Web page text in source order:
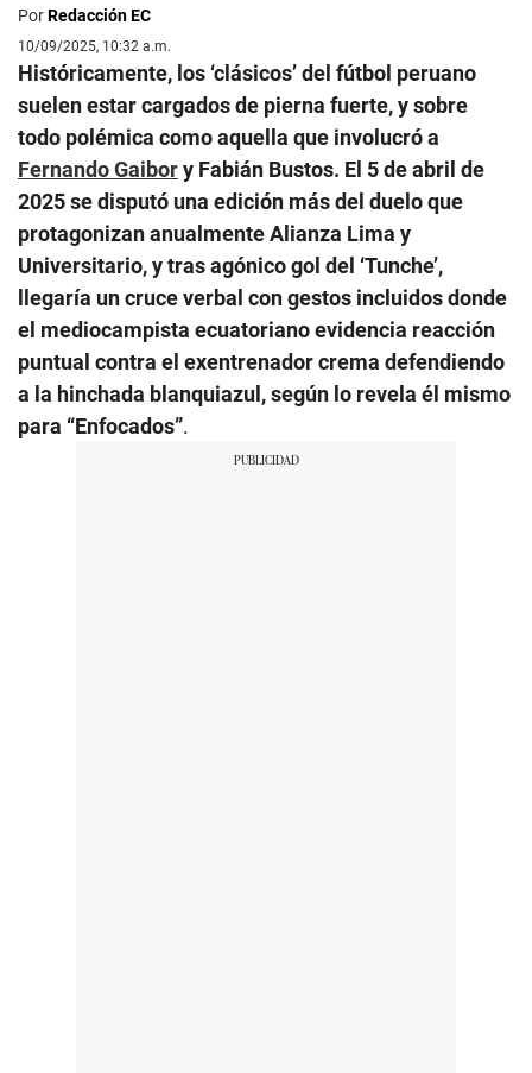
PorRedacción EC
10/09/2025, 10:32 a.m.
Históricamente, los ‘clásicos’ del fútbol peruano
suelen estar cargados de pierna fuerte, y sobre
todo polémica como aquella que involucró a
Fernando Gaibory Fabián Bustos. El 5 de abril de
2025 se disputó una edición más del duelo que
protagonizan anualmente Alianza Lima y
Universitario, y tras agónico gol del ‘Tunche’,
llegaría un cruce verbal con gestos incluidos donde
el mediocampista ecuatoriano evidencia reacción
puntual contra el exentrenador crema defendiendo
a la hinchada blanquiazul, según lo revela él mismo
para “Enfocados”.